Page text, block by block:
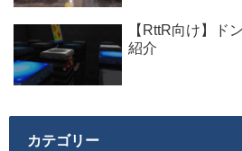
【RttR向け】ド
紹介
カテゴリー